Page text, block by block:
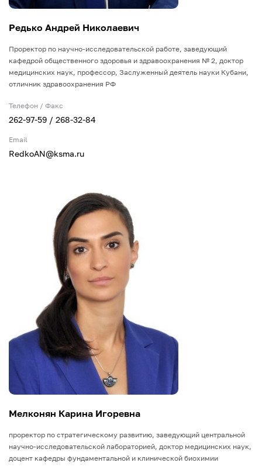
Редько Андрей Николаевич
Проректор по научно-исследовательской работе, заведующий
кафедрой общественного здоровья и здравоохранения № 2, доктор
медицинских наук, профессор, Заслуженный деятель науки Кубани,
отличник здравоохранения РФ
Телефон / Факс
262-97-59 / 268-32-84
Email
RedkoAN@ksma.ru
Мелконян Карина Игоревна
проректор по стратегическому развитию, заведующий центральной
научно-исследовательской лабораторией, доктор медицинских наук,
доцент кафедры фундаментальной и клинической биохимии